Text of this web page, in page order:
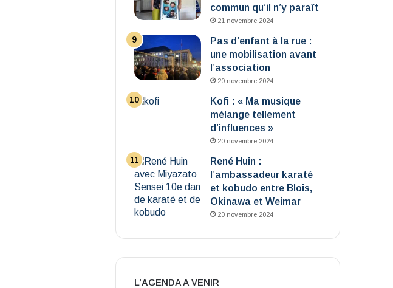
commun qu’il n’y paraît
21 novembre 2024
Pas d’enfant à la rue :
une mobilisation avant
l’association
20 novembre 2024
Kofi : « Ma musique
mélange tellement
d’influences »
20 novembre 2024
René Huin :
l’ambassadeur karaté
et kobudo entre Blois,
Okinawa et Weimar
20 novembre 2024
L’AGENDA A VENIR